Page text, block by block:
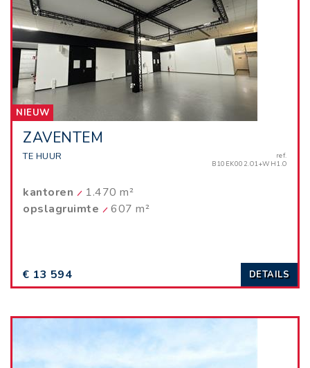
NIEUW
ZAVENTEM
TE HUUR
ref.
B10EK002.O1+WH1.O
kantoren
1.470 m²
opslagruimte
607 m²
€ 13 594 DETAILS